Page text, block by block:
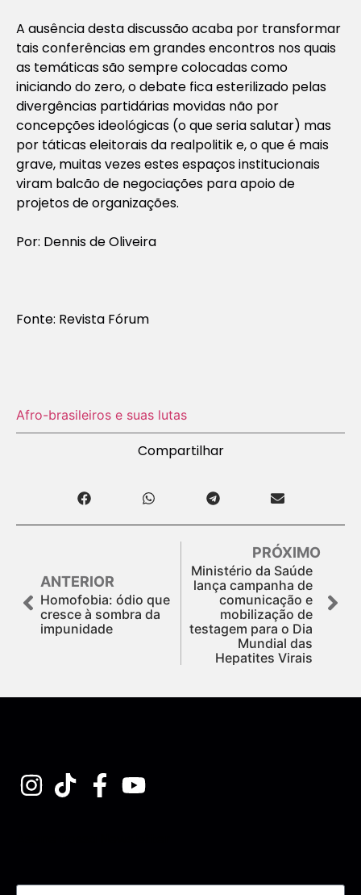
A ausência desta discussão acaba por transformar
tais conferências em grandes encontros nos quais
as temáticas são sempre colocadas como
iniciando do zero, o debate fica esterilizado pelas
divergências partidárias movidas não por
concepções ideológicas (o que seria salutar) mas
por táticas eleitorais da realpolitik e, o que é mais
grave, muitas vezes estes espaços institucionais
viram balcão de negociações para apoio de
projetos de organizações.
Por: Dennis de Oliveira
Fonte: Revista Fórum
Afro-brasileiros e suas lutas
Compartilhar
ANTERIOR
Homofobia: ódio que
cresce à sombra da
impunidade
PRÓXIMO
Ministério da Saúde
lança campanha de
comunicação e
mobilização de
testagem para o Dia
Mundial das
Hepatites Virais